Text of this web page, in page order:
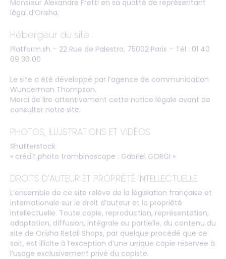
Monsieur Alexandre Fretti en sa qualité de représentant
légal d’Orisha.
Hébergeur du site :
Platform.sh – 22 Rue de Palestro, 75002 Paris – Tél : 01 40
09 30 00
Le site a été développé par l’agence de communication
Wunderman Thompson.
Merci de lire attentivement cette notice légale avant de
consulter notre site.
PHOTOS, ILLUSTRATIONS ET VIDÉOS
Shutterstock
« crédit photo trombinoscope : Gabriel GORGI »
DROITS D’AUTEUR ET PROPRIÉTÉ INTELLECTUELLE
L’ensemble de ce site relève de la législation française et
internationale sur le droit d’auteur et la propriété
intellectuelle. Toute copie, reproduction, représentation,
adaptation, diffusion, intégrale ou partielle, du contenu du
site de Orisha Retail Shops, par quelque procédé que ce
soit, est illicite à l’exception d’une unique copie réservée à
l’usage exclusivement privé du copiste.